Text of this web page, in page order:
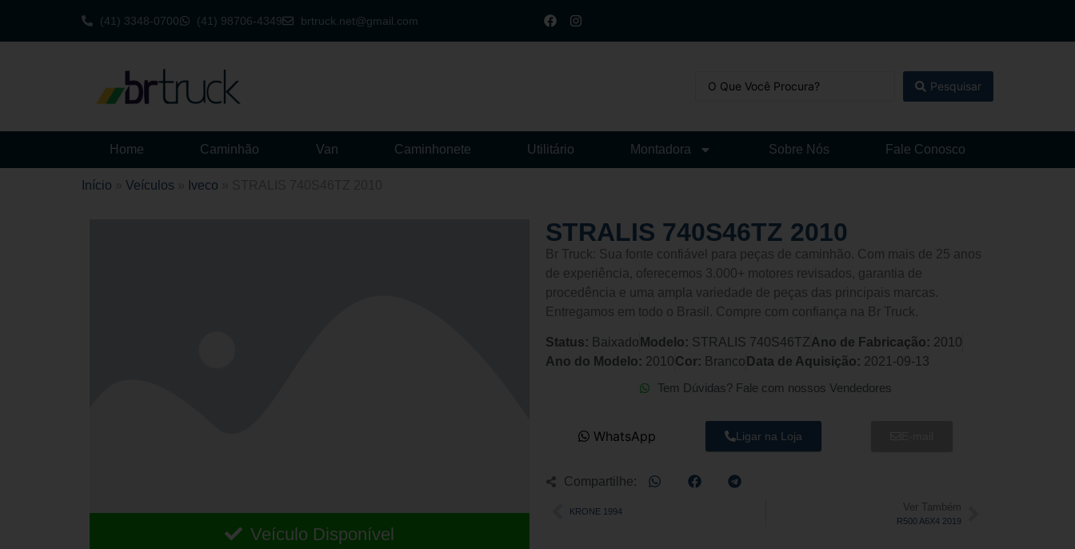
(41) 3348-0700 (41) 98706-4349 brtruck.net@gmail.com
Pesquisar
Home Caminhão Van Caminhonete Utilitário Montadora Sobre Nós Fale Conosco
Início Veículos Iveco
Veículo Disponível
STRALIS 740S46TZ 2010
Br Truck: Sua fonte confiável para peças de caminhão. Com mais de 25 anos
de experiência, oferecemos 3.000+ motores revisados, garantia de
procedência e uma ampla variedade de peças das principais marcas.
Entregamos em todo o Brasil. Compre com confiança na Br Truck.
Status: Baixado Modelo: STRALIS 740S46TZAno de Fabricação: 2010
Ano do Modelo: 2010Cor: Branco Data de Aquisição: 2021-09-13
Tem Dúvidas? Fale com nossos Vendedores
WhatsApp Ligar na Loja
Compartilhe:
KRONE 1994 Ver Também
R500 A6X4 2019